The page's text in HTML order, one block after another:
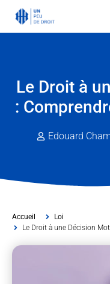
Le Droit à
:
Edouard
Accueil
Loi
Le Droit à une Décision